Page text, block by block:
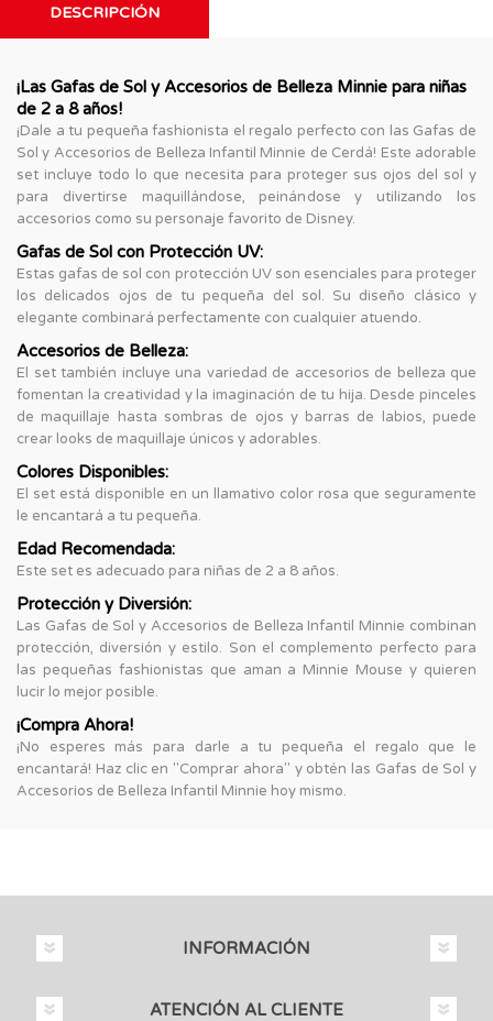
DESCRIPCIÓN
¡Las Gafas de Sol y Accesorios de Belleza Minnie para niñas
de 2 a 8 años!
¡Dale a tu pequeña fashionista el regalo perfecto con las Gafas de
Sol y Accesorios de Belleza Infantil Minnie de Cerdá! Este adorable
set incluye todo lo que necesita para proteger sus ojos del sol y
para divertirse maquillándose, peinándose y utilizando los
accesorios como su personaje favorito de Disney.
Gafas de Sol con Protección UV:
Estas gafas de sol con protección UV son esenciales para proteger
los delicados ojos de tu pequeña del sol. Su diseño clásico y
elegante combinará perfectamente con cualquier atuendo.
Accesorios de Belleza:
El set también incluye una variedad de accesorios de belleza que
fomentan la creatividad y la imaginación de tu hija. Desde pinceles
de maquillaje hasta sombras de ojos y barras de labios, puede
crear looks de maquillaje únicos y adorables.
Colores Disponibles:
El set está disponible en un llamativo color rosa que seguramente
le encantará a tu pequeña.
Edad Recomendada:
Este set es adecuado para niñas de 2 a 8 años.
Protección y Diversión:
Las Gafas de Sol y Accesorios de Belleza Infantil Minnie combinan
protección, diversión y estilo. Son el complemento perfecto para
las pequeñas fashionistas que aman a Minnie Mouse y quieren
lucir lo mejor posible.
¡Compra Ahora!
¡No esperes más para darle a tu pequeña el regalo que le
encantará! Haz clic en "Comprar ahora" y obtén las Gafas de Sol y
Accesorios de Belleza Infantil Minnie hoy mismo.
INFORMACIÓN
ATENCIÓN AL CLIENTE